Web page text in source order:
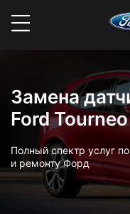
Замена
Ford
Полный спектр услуг
и ремонту Форд